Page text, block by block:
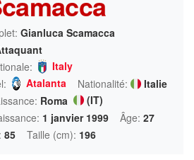
Gianluca Scamacca
Italy
Atalanta Nationalité:
Italie
Roma
(IT)
1 janvier 1999 Âge: 27
85 Taille (cm): 196